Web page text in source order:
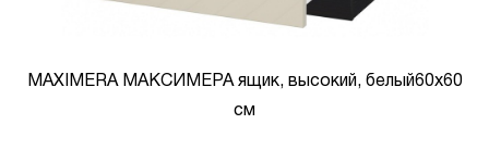
MAXIMERA МАКСИМЕРА ящик, высокий, белый60x60
см